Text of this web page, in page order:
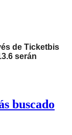
de Ticketbis
serán
buscado